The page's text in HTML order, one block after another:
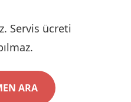
Servis ücreti
ARA